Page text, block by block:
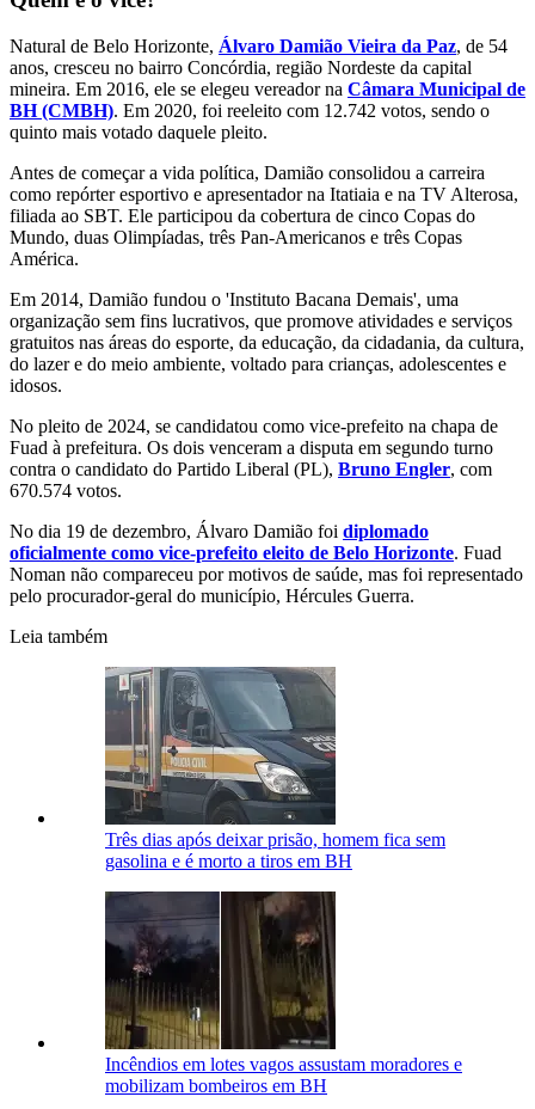
Natural de Belo Horizonte, Álvaro Damião Vieira da Paz, de 54
anos, cresceu no bairro Concórdia, região Nordeste da capital
mineira. Em 2016, ele se elegeu vereador na Câmara Municipal de
BH (CMBH). Em 2020, foi reeleito com 12.742 votos, sendo o
quinto mais votado daquele pleito.
Antes de começar a vida política, Damião consolidou a carreira
como repórter esportivo e apresentador na Itatiaia e na TV Alterosa,
filiada ao SBT. Ele participou da cobertura de cinco Copas do
Mundo, duas Olimpíadas, três Pan-Americanos e três Copas
América.
Em 2014, Damião fundou o 'Instituto Bacana Demais', uma
organização sem fins lucrativos, que promove atividades e serviços
gratuitos nas áreas do esporte, da educação, da cidadania, da cultura,
do lazer e do meio ambiente, voltado para crianças, adolescentes e
idosos.
No pleito de 2024, se candidatou como vice-prefeito na chapa de
Fuad à prefeitura. Os dois venceram a disputa em segundo turno
contra o candidato do Partido Liberal (PL), Bruno Engler, com
670.574 votos.
No dia 19 de dezembro, Álvaro Damião foi diplomado
oficialmente como vice-prefeito eleito de Belo Horizonte. Fuad
Noman não compareceu por motivos de saúde, mas foi representado
pelo procurador-geral do município, Hércules Guerra.
Leia também
Três dias após deixar prisão, homem fica sem
gasolina e é morto a tiros em BH
Incêndios em lotes vagos assustam moradores e
mobilizam bombeiros em BH